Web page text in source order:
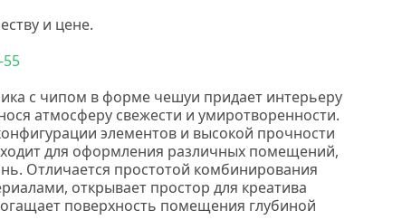
и цене.
55
с чипом в форме чешуи придает интерьеру
атмосферу свежести и умиротворенности.
элементов и высокой прочности
для оформления различных помещений,
Отличается простотой комбинирования
открывает простор для креатива
поверхность помещения глубиной